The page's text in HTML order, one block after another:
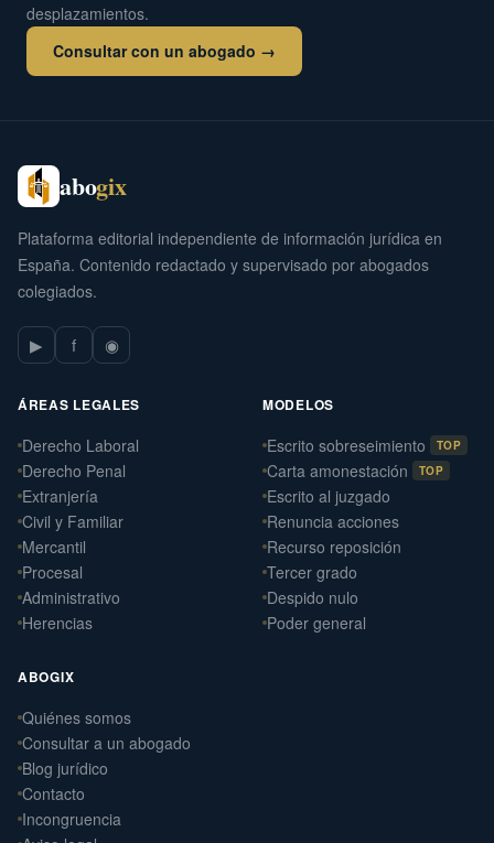
desplazamientos.
Consultar con un abogado →
abogix
Plataforma editorial independiente de información jurídica en
España. Contenido redactado y supervisado por abogados
colegiados.
▶ f ◉
ÁREAS LEGALES
Derecho Laboral
Derecho Penal
Extranjería
Civil y Familiar
Mercantil
Procesal
Administrativo
Herencias
MODELOS
Escrito sobreseimiento TOP
Carta amonestación TOP
Escrito al juzgado
Renuncia acciones
Recurso reposición
Tercer grado
Despido nulo
Poder general
ABOGIX
Quiénes somos
Consultar a un abogado
Blog jurídico
Contacto
Incongruencia
Daniel Ramos Illanes
Derecho Laboral
📍 Sevilla
Laterna Abogados